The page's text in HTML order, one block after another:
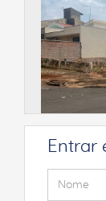
Entrar